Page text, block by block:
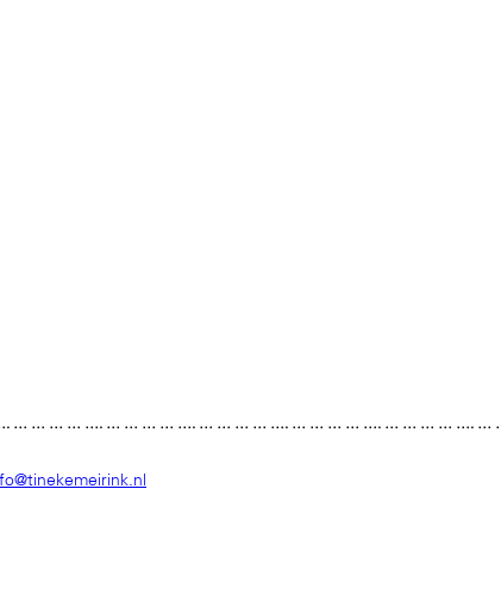
… … … … …. … … … … …. … … … … …. … … … … …. … … … … ….